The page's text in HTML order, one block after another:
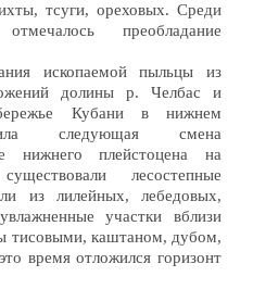
тсуги, ореховых. Среди
преобладание
ископаемой пыльцы из
долины р. Челбас и
Кубани в нижнем
следующая смена
нижнего плейстоцена на
лесостепные
из лилейных, лебедовых,
участки вблизи
тисовыми, каштаном, дубом,
время отложился горизонт